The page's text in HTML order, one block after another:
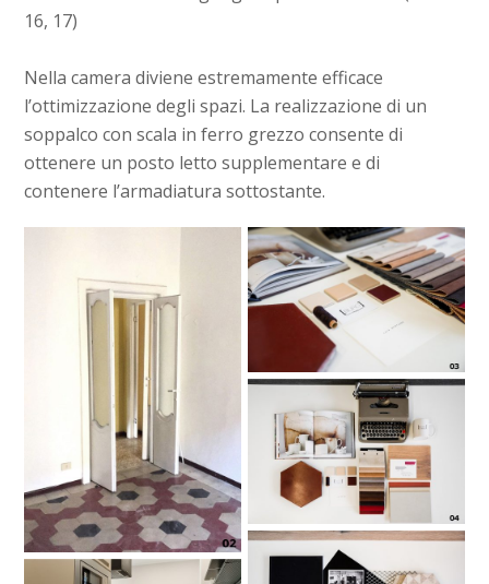
16, 17)
Nella camera diviene estremamente efficace
l’ottimizzazione degli spazi. La realizzazione di un
soppalco con scala in ferro grezzo consente di
ottenere un posto letto supplementare e di
contenere l’armadiatura sottostante.